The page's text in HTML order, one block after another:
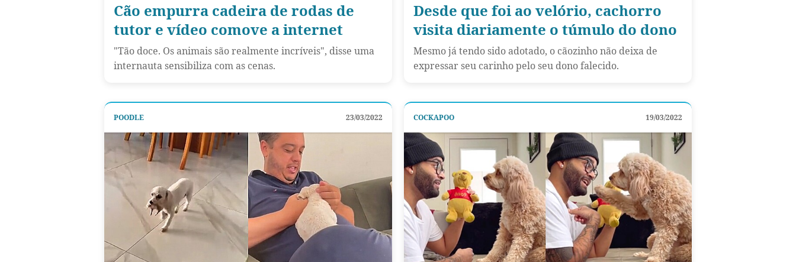
Cão empurra cadeira de rodas de
tutor e vídeo comove a internet
"Tão doce. Os animais são realmente incríveis", disse uma
internauta sensibiliza com as cenas.
Desde que foi ao velório, cachorro
visita diariamente o túmulo do dono
Mesmo já tendo sido adotado, o cãozinho não deixa de
expressar seu carinho pelo seu dono falecido.
POODLE 23/03/2022 COCKAPOO 19/03/2022